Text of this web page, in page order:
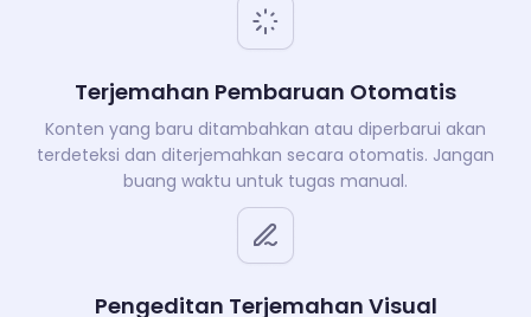
Terjemahan Pembaruan Otomatis
Konten yang baru ditambahkan atau diperbarui akan
terdeteksi dan diterjemahkan secara otomatis. Jangan
buang waktu untuk tugas manual.
Pengeditan Terjemahan Visual